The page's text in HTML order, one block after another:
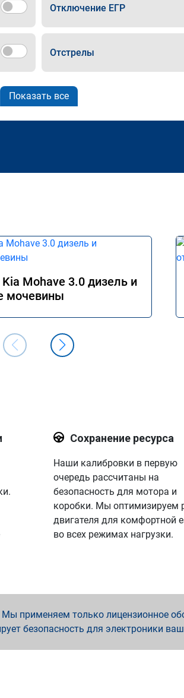
Отключение ЕГР
Отстрелы
Показать все
Mohave 3.0 дизель и
мочевины
Сохранение ресурса
Наши калибровки в первую
очередь рассчитаны на
безопасность для мотора и
коробки. Мы оптимизируем
двигателя для комфортной
во всех режимах нагрузки.
применяем только лицензионное
безопасность для электроники